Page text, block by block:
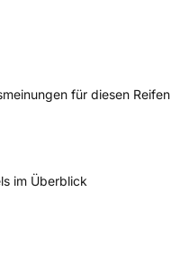
für diesen Reifen
im Überblick